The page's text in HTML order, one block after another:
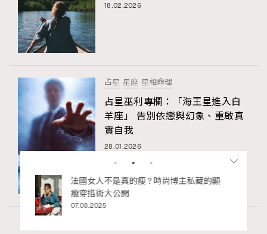
18.02.2026
占星 星座 星相命理
占星巫利專欄：「海王星進入白
羊座」 告別依戀與幻象、重啟真
實自我
28.01.2026
的顯
別再用酒精消毒皮革！6個清潔手袋小技
巧，讓你更愛惜你的手袋
02.06.2025